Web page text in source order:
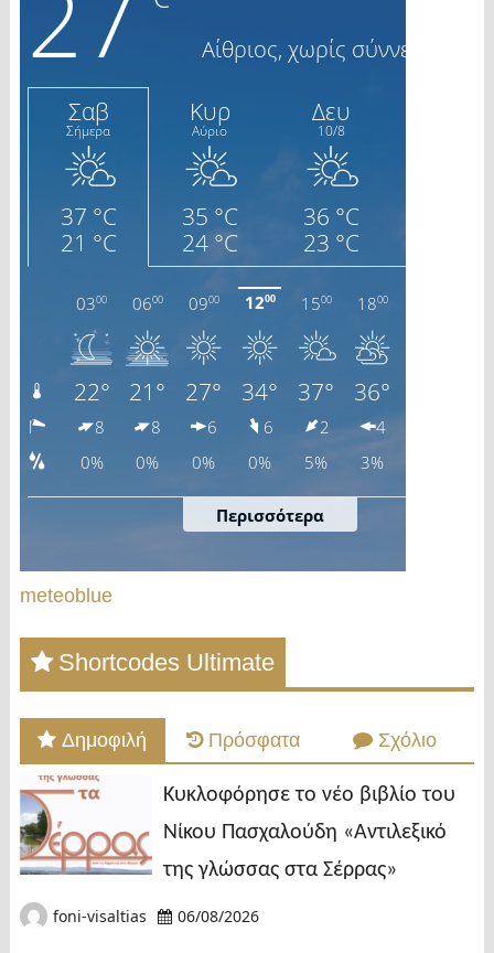
meteoblue
Shortcodes Ultimate
Δημοφιλή Πρόσφατα Σχόλιο
Κυκλοφόρησε το νέο βιβλίο του
Νίκου Πασχαλούδη «Αντιλεξικό
της γλώσσας στα Σέρρας»
foni-visaltias 06/08/2026